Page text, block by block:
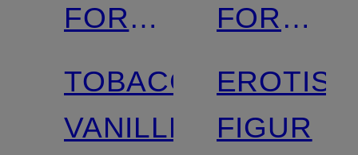
FORD
BEAUTY
TOBACCO
VANILLE
FORD
BEAUTY
EROTISK
FIGUR